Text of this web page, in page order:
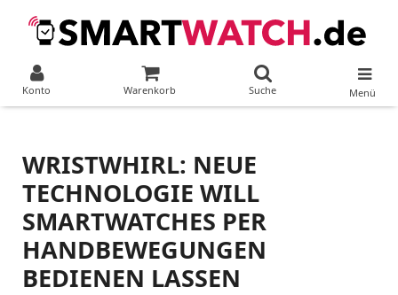
Konto Warenkorb Suche Menü
WRISTWHIRL: NEUE
TECHNOLOGIE WILL
SMARTWATCHES PER
HANDBEWEGUNGEN
BEDIENEN LASSEN